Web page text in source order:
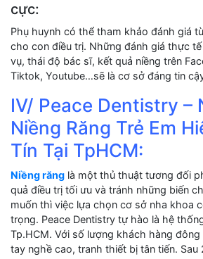
cực:
Phụ huynh có thể tham khảo đánh giá
cho con điều trị. Những đánh giá thực
vụ, thái độ bác sĩ, kết quả niềng trên
Tiktok, Youtube…sẽ là cơ sở đáng tin
IV/ Peace Dentistry –
Niềng Răng Trẻ Em
Tín Tại TpHCM:
Niềng răng là một thủ thuật tương đối
quả điều trị tối ưu và tránh những biến
muốn thì việc lựa chọn cơ sở nha khoa
trọng. Peace Dentistry tự hào là hệ
Tp.HCM. Với số lượng khách hàng
tay nghề cao, tranh thiết bị tân tiến. Sau